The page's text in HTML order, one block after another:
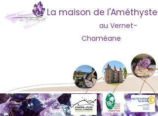
La maison de l'Améthyste
au Vernet-
Chaméane